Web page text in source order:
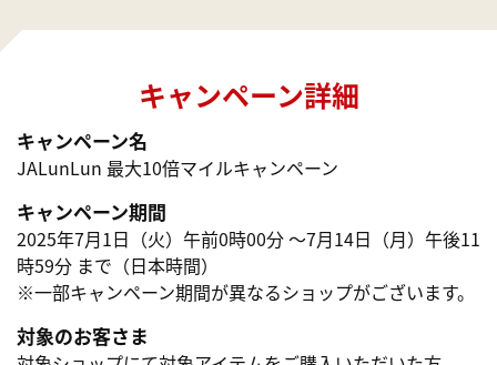
キャンペーン詳細
キャンペーン名
JALunLun 最大10倍マイルキャンペーン
キャンペーン期間
2025年7月1日（火）午前0時00分 ～7月14日（月）午後11
時59分 まで（日本時間）
※一部キャンペーン期間が異なるショップがございます。
対象のお客さま